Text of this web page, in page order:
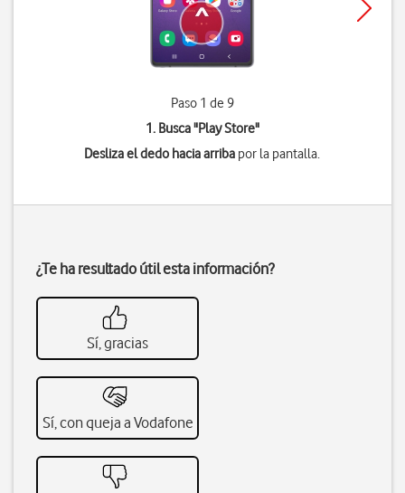
Paso 1 de 9
1. Busca "Play Store"
Desliza el dedo hacia arriba por la pantalla.
¿Te ha resultado útil esta información?
Sí, gracias
Sí, con queja a Vodafone